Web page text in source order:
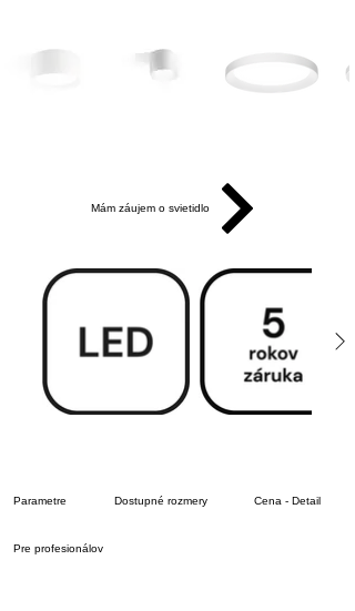
Mám záujem o svietidlo
Parametre Dostupné rozmery Cena - Detail
Pre profesionálov